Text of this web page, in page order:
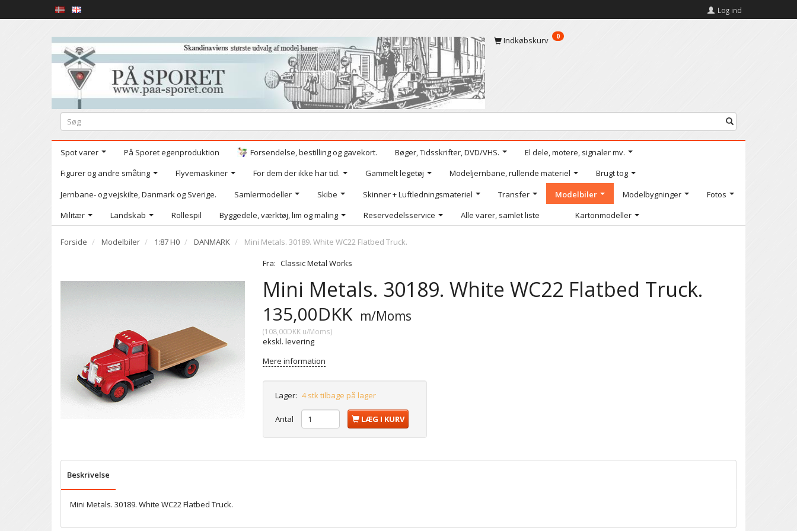
Log ind
Indkøbskurv 0
Spot varer På Sporet egenproduktion Forsendelse, bestilling og gavekort. Bøger, Tidsskrifter, DVD/VHS.
El dele, motere, signaler mv.
Figurer og andre småting
Flyvemaskiner For dem der ikke har tid. Gammelt legetøj Modeljernbane, rullende materiel
Brugt tog
Jernbane- og vejskilte, Danmark og Sverige.
Samlermodeller Skibe Skinner + Luftledningsmateriel Transfer Modelbiler Modelbygninger
Fotos
Militær
Landskab Rollespil Byggedele, værktøj, lim og maling Reservedelsservice Alle varer, samlet liste Kartonmodeller
Forside Modelbiler 1:87 H0 DANMARK
Mini Metals. 30189. White WC22 Flatbed Truck.
Fra: Classic Metal Works
Mini Metals. 30189. White WC22 Flatbed Truck.
135,00DKK m/Moms
(108,00DKK u/Moms)
ekskl. levering
Mere information
Lager: 4 stk tilbage på lager
Antal LÆG I KURV
Beskrivelse
Mini Metals. 30189. White WC22 Flatbed Truck.